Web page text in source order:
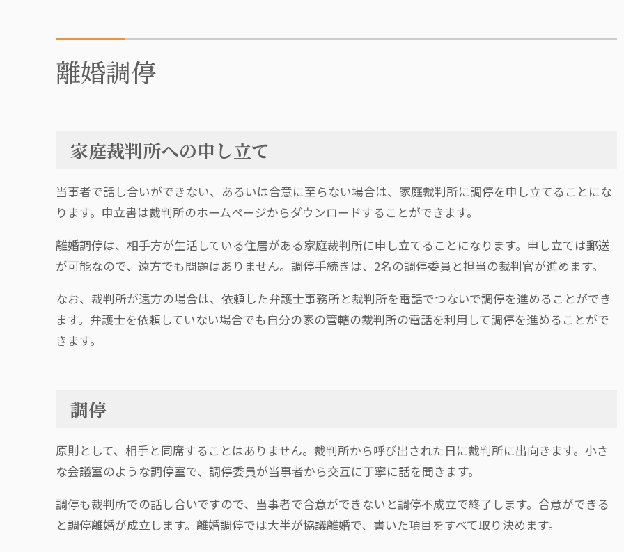
離婚調停
家庭裁判所への申し立て
当事者で話し合いができない、あるいは合意に至らない場合は、家庭裁判所に調停を申し立てることにな
ります。申立書は裁判所のホームページからダウンロードすることができます。
離婚調停は、相手方が生活している住居がある家庭裁判所に申し立てることになります。申し立ては郵送
が可能なので、遠方でも問題はありません。調停手続きは、2名の調停委員と担当の裁判官が進めます。
なお、裁判所が遠方の場合は、依頼した弁護士事務所と裁判所を電話でつないで調停を進めることができ
ます。弁護士を依頼していない場合でも自分の家の管轄の裁判所の電話を利用して調停を進めることがで
きます。
調停
原則として、相手と同席することはありません。裁判所から呼び出された日に裁判所に出向きます。小さ
な会議室のような調停室で、調停委員が当事者から交互に丁寧に話を聞きます。
調停も裁判所での話し合いですので、当事者で合意ができないと調停不成立で終了します。合意ができる
と調停離婚が成立します。離婚調停では大半が協議離婚で、書いた項目をすべて取り決めます。